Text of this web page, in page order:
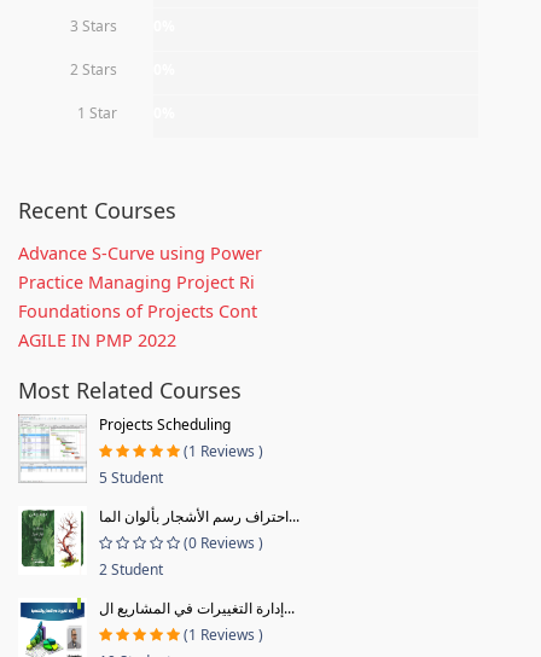
3 Stars
2 Stars
1 Star
Recent Courses
Advance S-Curve using Power
Practice Managing Project Ri
Foundations of Projects Cont
AGILE IN PMP 2022
Most Related Courses
Projects Scheduling
(1 Reviews )
5 Student
احتراف رسم الأشجار بألوان الما...
(0 Reviews )
2 Student
إدارة التغييرات في المشاريع ال...
(1 Reviews )